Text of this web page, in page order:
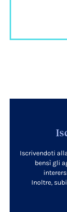
Iscrivendoti
bensì gli
Inoltre,